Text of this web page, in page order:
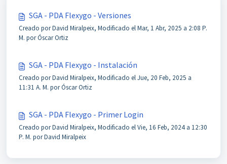
SGA - PDA Flexygo - Versiones
Creado por David Miralpeix, Modificado el Mar, 1 Abr, 2025 a 2:08 P.
M. por Óscar Ortiz
SGA - PDA Flexygo - Instalación
Creado por David Miralpeix, Modificado el Jue, 20 Feb, 2025 a
11:31 A. M. por Óscar Ortiz
SGA - PDA Flexygo - Primer Login
Creado por David Miralpeix, Modificado el Vie, 16 Feb, 2024 a 12:30
P. M. por David Miralpeix